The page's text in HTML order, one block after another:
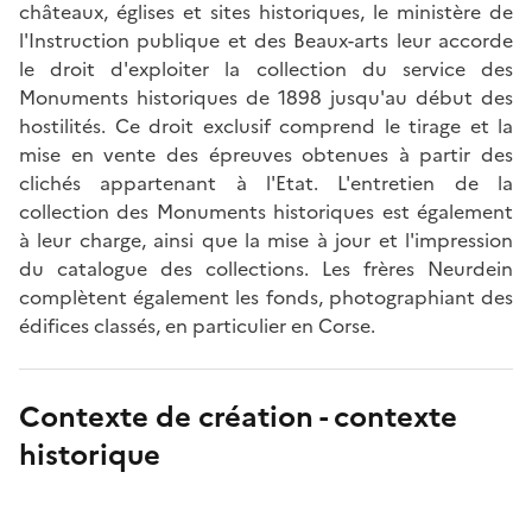
châteaux, églises et sites historiques, le ministère de
l'Instruction publique et des Beaux-arts leur accorde
le droit d'exploiter la collection du service des
Monuments historiques de 1898 jusqu'au début des
hostilités. Ce droit exclusif comprend le tirage et la
mise en vente des épreuves obtenues à partir des
clichés appartenant à l'Etat. L'entretien de la
collection des Monuments historiques est également
à leur charge, ainsi que la mise à jour et l'impression
du catalogue des collections. Les frères Neurdein
complètent également les fonds, photographiant des
édifices classés, en particulier en Corse.
Contexte de création - contexte
historique